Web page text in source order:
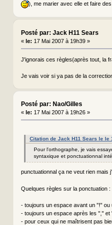
), me marier avec elle et faire
Posté par: Jack H11 Sears
« le: 17 Mai 2007 à 19h39 »
J'ignorais ces règles(après tout, la
Je vais voir si ya pas de la
Posté par: Nao/Gilles
« le: 17 Mai 2007 à 19h26 »
Citation de Jack H11 Sears le le
Pour l'orthographe, je vais
syntaxique et ponctuationnal
punctuationnal ça ne veut rien mais
Quelques règles sur la ponctuation :
- toujours un espace avant un "!"
- toujours un espace après les "," et
- pour ceux qui ne maîtrisent pas